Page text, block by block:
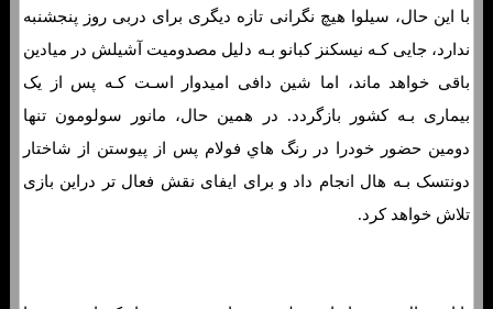
با این حال، سیلوا هیچ نگرانی تازه دیگری برای دربی روز پنجشنبه
ندارد، جایی کـه نیسکنز کبانو بـه دلیل مصدومیت آشیلش در میادین
باقی خواهد ماند، اما شین دافی امیدوار اسـت کـه پس از یک
بیماری بـه کشور بازگردد. در همین حال، مانور سولومون تنها
دومین حضور خودرا در رنگ هاي‌ فولام پس از پیوستن از شاختار
دونتسک بـه هال انجام داد و برای ایفای نقش فعال تر دراین بازی
تلاش خواهد کرد.